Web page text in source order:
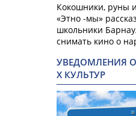
Кокошники, руны
«Этно -мы»
школьники
снимать кино о
УВЕДОМЛЕНИЯ
Х КУЛЬТУР